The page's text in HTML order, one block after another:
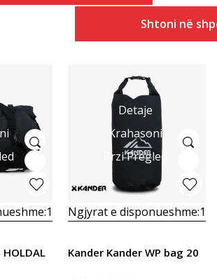
Shtoni në
1
Detaje
Krahasoni
Brzi Pregled
Ngjyrat e disponueshme:1
Kander Kander WP bag 20